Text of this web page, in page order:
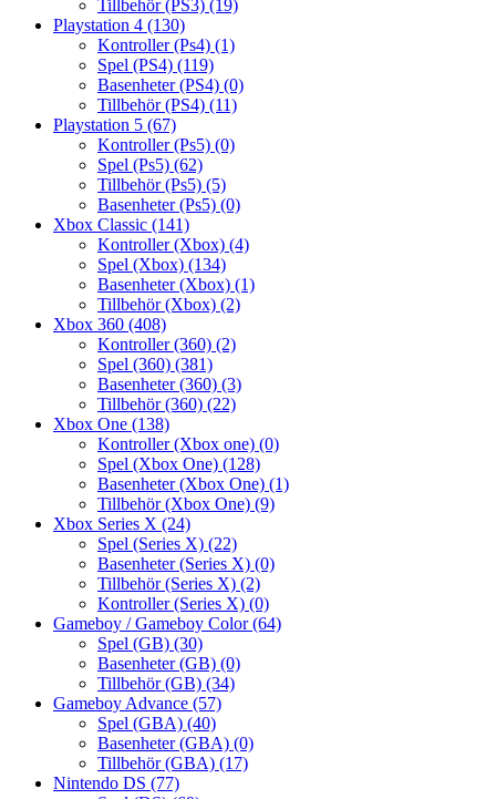
Tillbehör (PS3) (19)
Playstation 4 (130)
Kontroller (Ps4) (1)
Spel (PS4) (119)
Basenheter (PS4) (0)
Tillbehör (PS4) (11)
Playstation 5 (67)
Kontroller (Ps5) (0)
Spel (Ps5) (62)
Tillbehör (Ps5) (5)
Basenheter (Ps5) (0)
Xbox Classic (141)
Kontroller (Xbox) (4)
Spel (Xbox) (134)
Basenheter (Xbox) (1)
Tillbehör (Xbox) (2)
Xbox 360 (408)
Kontroller (360) (2)
Spel (360) (381)
Basenheter (360) (3)
Tillbehör (360) (22)
Xbox One (138)
Kontroller (Xbox one) (0)
Spel (Xbox One) (128)
Basenheter (Xbox One) (1)
Tillbehör (Xbox One) (9)
Xbox Series X (24)
Spel (Series X) (22)
Basenheter (Series X) (0)
Tillbehör (Series X) (2)
Kontroller (Series X) (0)
Gameboy / Gameboy Color(64)
Spel (GB) (30)
Basenheter (GB) (0)
Tillbehör (GB) (34)
Gameboy Advance (57)
Spel (GBA) (40)
Basenheter (GBA) (0)
Tillbehör (GBA) (17)
Nintendo DS (77)